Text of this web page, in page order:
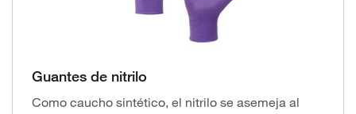
Guantes de nitrilo
Como caucho sintético, el nitrilo se asemeja al